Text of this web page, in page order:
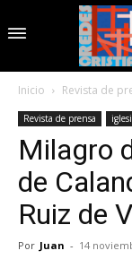
Inicio Revista de
Revista de prensa
Milagro
de
Ruiz de
Por Juan - 14